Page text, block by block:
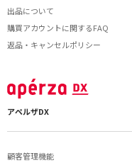
出品について
購買アカウントに関するFAQ
返品・キャンセルポリシー
アペルザDX
顧客管理機能